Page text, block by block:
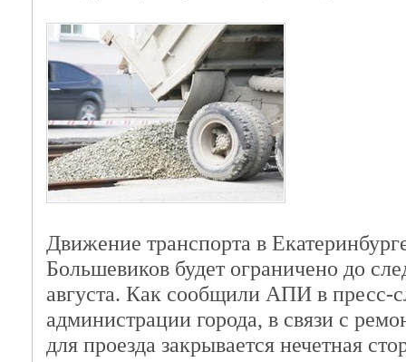
Движение транспорта в
Большевиков будет ограничено до
августа. Как сообщили АПИ в пресс-
администрации города, в связи с
для проезда закрывается нечетная